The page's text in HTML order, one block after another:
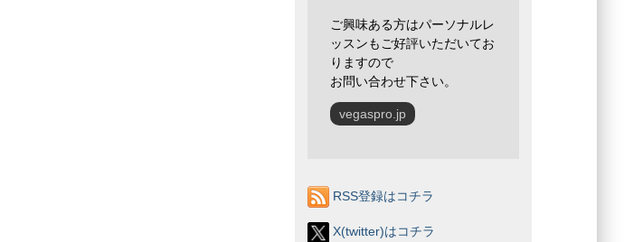
ご興味ある方はパーソナルレ
ッスンもご好評いただいてお
りますので
お問い合わせ下さい。
vegaspro.jp
RSS登録はコチラ
X(twitter)はコチラ